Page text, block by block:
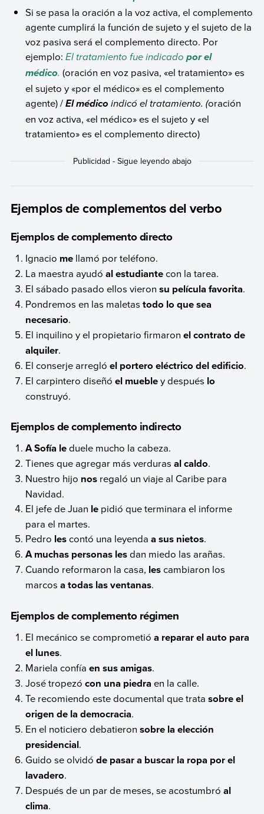
Si se pasa la oración a la voz activa, el complemento
agente cumplirá la función de sujeto y el sujeto de la
voz pasiva será el complemento directo. Por
ejemplo: El tratamiento fue indicadopor el
médico. (oración en voz pasiva, «el tratamiento» es
el sujeto y «por el médico» es el complemento
agente) /El médico indicó el tratamiento. (oración
en voz activa, «el médico» es el sujeto y «el
tratamiento» es el complemento directo)
Ejemplos de complementos del verbo
Ejemplos de complemento directo
Ignacio me llamó por teléfono.
La maestra ayudó al estudiantecon la tarea.
El sábado pasado ellos vieronsu película favorita.
Pondremos en las maletas todo lo que sea
necesario.
El inquilino y el propietario firmaron el contrato de
alquiler.
El conserje arregló el portero eléctrico del edificio.
El carpintero diseñóel muebley después lo
construyó.
Ejemplos de complemento indirecto
A Sofía leduele mucho la cabeza.
Tienes que agregar más verdurasal caldo.
Nuestro hijo nos regaló un viaje al Caribe para
Navidad.
El jefe de Juan le pidió que terminara el informe
para el martes.
Pedro lescontó una leyendaa sus nietos.
A muchas personas lesdan miedo las arañas.
Cuando reformaron la casa, lescambiaron los
marcos a todas las ventanas.
Ejemplos de complemento régimen
El mecánico se comprometió a reparar el auto para
el lunes.
Mariela confíaen sus amigas.
José tropezócon una piedraen la calle.
Te recomiendo este documental que tratasobre el
origen de la democracia.
En el noticiero debatieronsobre la elección
presidencial.
Guido se olvidóde pasar a buscar la ropa por el
lavadero.
Después de un par de meses, se acostumbró al
clima.